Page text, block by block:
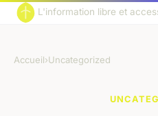
L'information libre et
Accueil›Uncategorized